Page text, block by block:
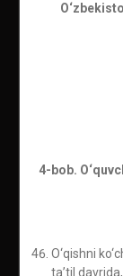
4-bob.
O‘qishni
ta’til